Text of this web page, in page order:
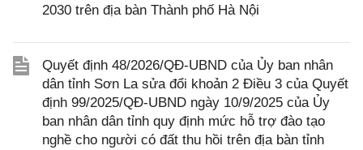
2030 trên địa bàn Thành phố Hà Nội
Quyết định 48/2026/QĐ-UBND của Ủy ban nhân
dân tỉnh Sơn La sửa đổi khoản 2 Điều 3 của Quyết
định 99/2025/QĐ-UBND ngày 10/9/2025 của Ủy
ban nhân dân tỉnh quy định mức hỗ trợ đào tạo
nghề cho người có đất thu hồi trên địa bàn tỉnh